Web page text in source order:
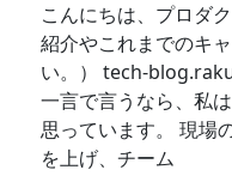
こんにちは、プロダ
紹介やこれまでのキ
い。） tech-
一言で言うなら、私
思っています。 現場
を上げ、チーム